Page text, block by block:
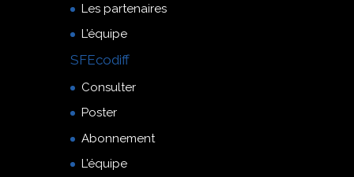
Les partenaires
L’équipe
SFEcodiff
Consulter
Poster
Abonnement
L’équipe